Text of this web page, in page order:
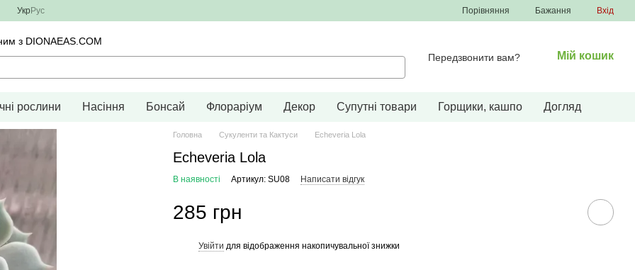
УкрРус Порівняння Бажання Вхід
з DIONAEAS.COM
Передзвонити вам?
Мій кошик
рослини Насіння Бонсай Флораріум Декор Супутні товари Горщики, кашпо Догляд
Головна Сукуленти та Кактуси Echeveria Lola
Echeveria Lola
В наявності Артикул: SU08 Написати відгук
285 грн
Увійти для відображення накопичувальної знижки